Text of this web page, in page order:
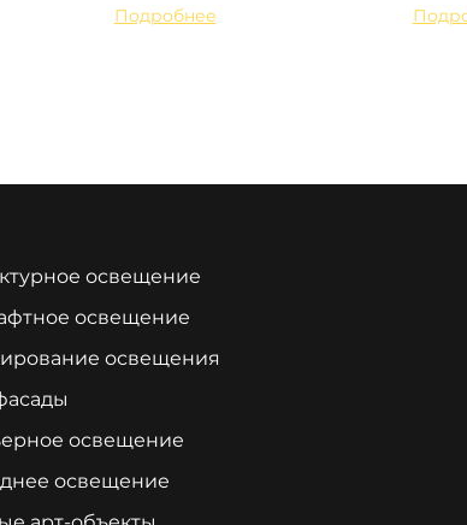
Подробнее
освещение
освещение
освещения
освещение
освещение